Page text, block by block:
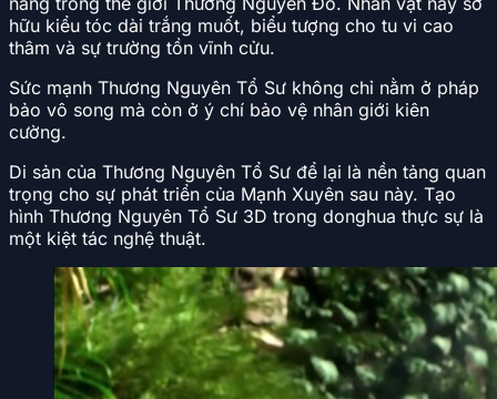
hữu kiểu tóc dài trắng muốt, biểu tượng cho tu vi cao
thâm và sự trường tồn vĩnh cửu.
Sức mạnh Thương Nguyên Tổ Sư không chỉ nằm ở pháp
bảo vô song mà còn ở ý chí bảo vệ nhân giới kiên
cường.
Di sản của Thương Nguyên Tổ Sư để lại là nền tảng quan
trọng cho sự phát triển của Mạnh Xuyên sau này. Tạo
hình Thương Nguyên Tổ Sư 3D trong donghua thực sự là
một kiệt tác nghệ thuật.